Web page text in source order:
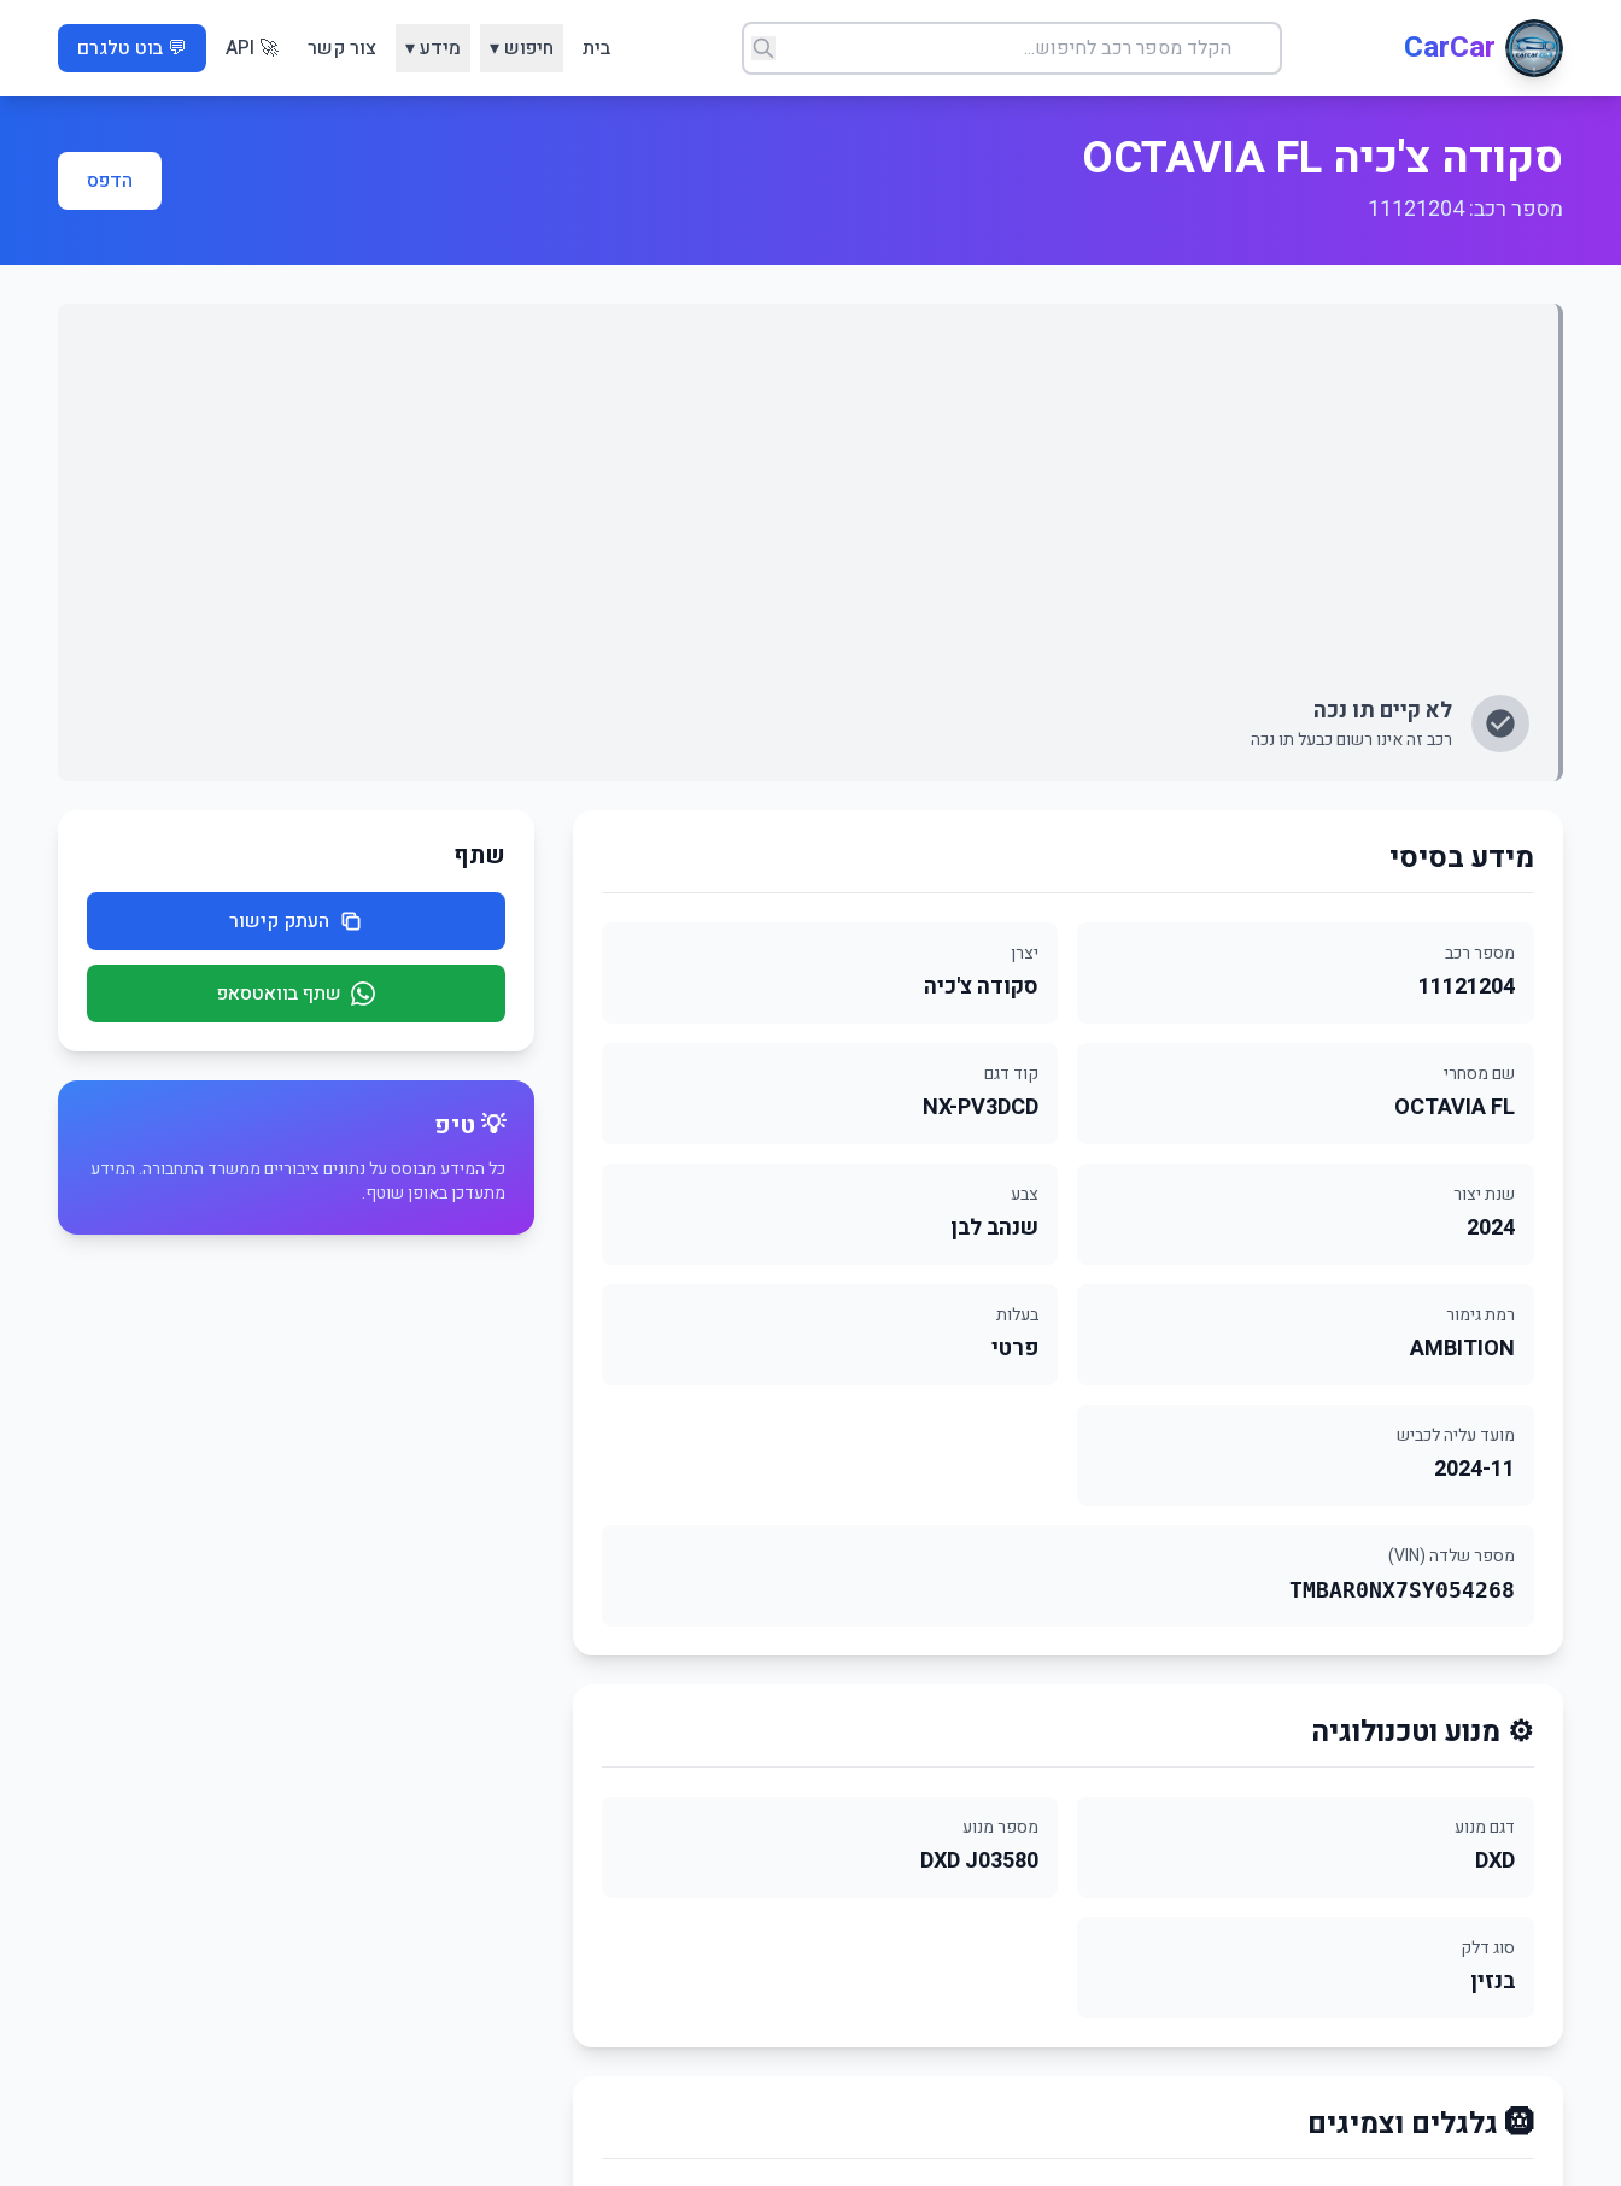
CarCar בית חיפוש ▾ מידע ▾ צור קשר 🚀 API 💬 בוט טלגרם
סקודה צ'כיה OCTAVIA FL
מספר רכב: 11121204
הדפס
לא קיים תו נכה
רכב זה אינו רשום כבעל תו נכה
מידע בסיסי
מספר רכב
11121204
יצרן
סקודה צ'כיה
שם מסחרי
OCTAVIA FL
קוד דגם
NX-PV3DCD
שנת יצור
2024
צבע
שנהב לבן
רמת גימור
AMBITION
בעלות
פרטי
מועד עליה לכביש
2024-11
מספר שלדה (VIN)
TMBAR0NX7SY054268
⚙️ מנוע וטכנולוגיה
דגם מנוע
DXD
מספר מנוע
DXD J03580
סוג דלק
בנזין
🛞 גלגלים וצמיגים
שתף
העתק קישור
שתף בוואטסאפ
💡 טיפ
כל המידע מבוסס על נתונים ציבוריים ממשרד התחבורה. המידע
מתעדכן באופן שוטף.